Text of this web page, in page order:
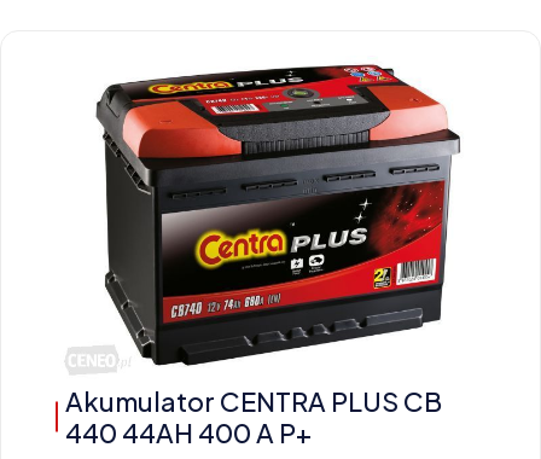
Akumulator CENTRA PLUS CB
440 44AH 400 A P+